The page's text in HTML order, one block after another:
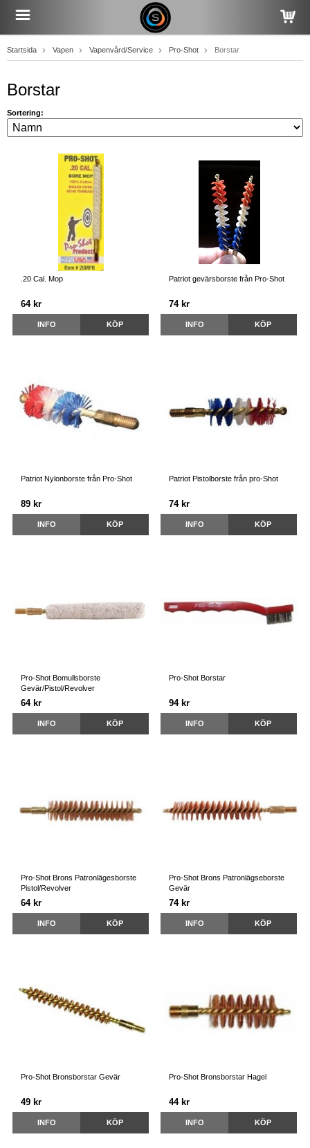
Startsida Vapen Vapenvård/Service Pro-Shot Borstar
Borstar
Sortering:
.20 Cal. Mop
64 kr
INFO KÖP
Patriot gevärsborste från Pro-Shot
74 kr
INFO KÖP
Patriot Nylonborste från Pro-Shot
89 kr
INFO KÖP
Patriot Pistolborste från pro-Shot
74 kr
INFO KÖP
Pro-Shot Bomullsborste
Gevär/Pistol/Revolver
64 kr
INFO KÖP
Pro-Shot Borstar
94 kr
INFO KÖP
Pro-Shot Brons Patronlägesborste
Pistol/Revolver
64 kr
INFO KÖP
Pro-Shot Brons Patronlägseborste
Gevär
74 kr
INFO KÖP
Pro-Shot Bronsborstar Gevär
49 kr
INFO KÖP
Pro-Shot Bronsborstar Hagel
44 kr
INFO KÖP